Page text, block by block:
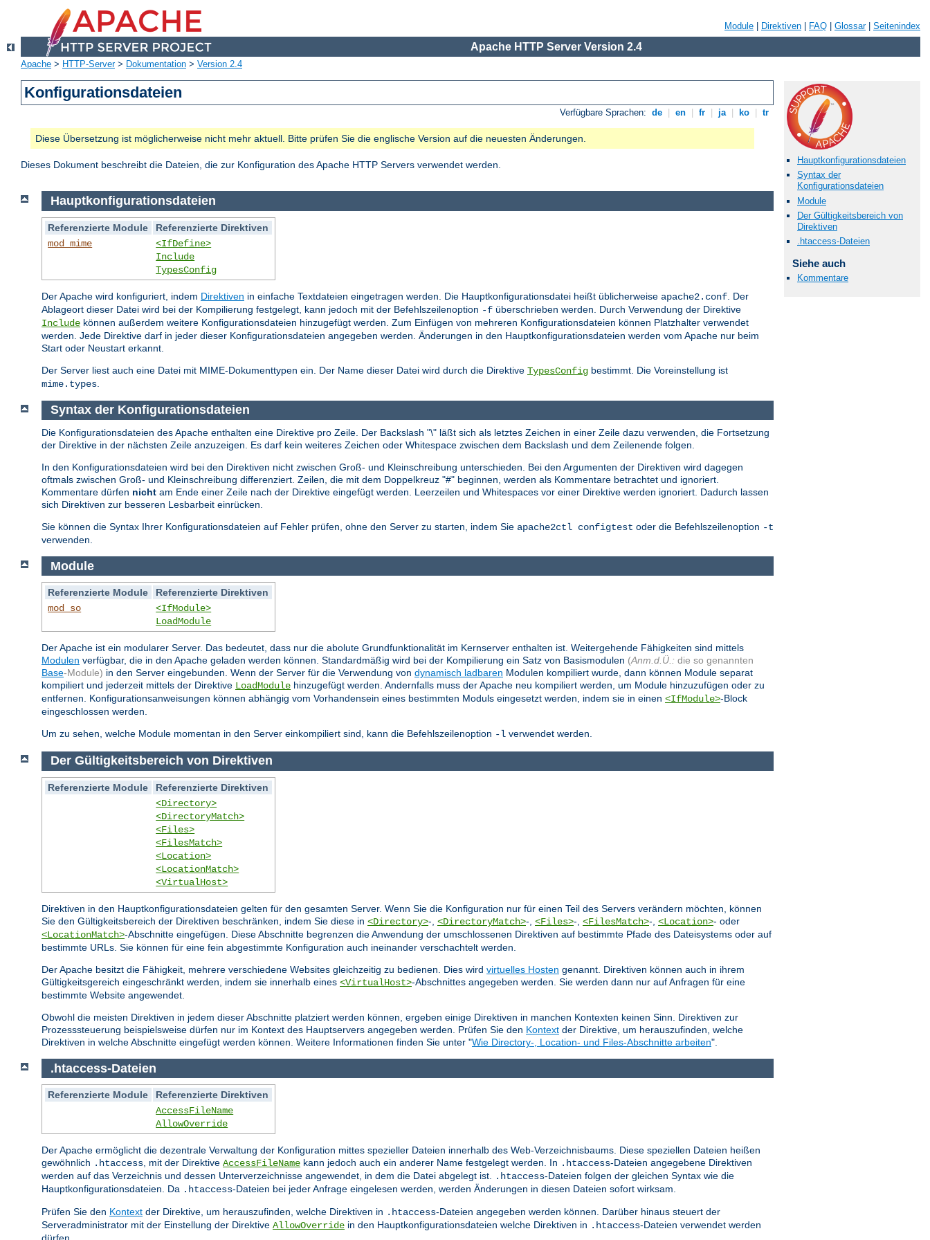
Module Direktiven FAQ Glossar| Seitenindex
Apache HTTP Server Version 2.4
Apache > HTTP-Server> Dokumentation > Version 2.4
Konfigurationsdateien
Verfügbare Sprachen: de en fr ja ko tr
Diese Übersetzung ist möglicherweise nicht mehr aktuell. Bitte prüfen Sie die englische Version auf die neuesten Änderungen.
Dieses Dokument beschreibt die Dateien, die zur Konfiguration des Apache HTTP Servers verwendet werden.
Hauptkonfigurationsdateien
Syntax der
Konfigurationsdateien
Module
Der Gültigkeitsbereich von
Direktiven
.htaccess-Dateien
Siehe auch
Kommentare
Hauptkonfigurationsdateien
Referenzierte Module
Referenzierte Direktiven
mod_mime
<IfDefine>
Include
TypesConfig
Der Apache wird konfiguriert, indem Direktiven in einfache Textdateien eingetragen werden. Die Hauptkonfigurationsdatei heißt üblicherweise apache2.conf . Der
Ablageort dieser Datei wird bei der Kompilierung festgelegt, kann jedoch mit der Befehlszeilenoption -f überschrieben werden. Durch Verwendung der Direktive
Include können außerdem weitere Konfigurationsdateien hinzugefügt werden. Zum Einfügen von mehreren Konfigurationsdateien können Platzhalter verwendet
werden. Jede Direktive darf in jeder dieser Konfigurationsdateien angegeben werden. Änderungen in den Hauptkonfigurationsdateien werden vom Apache nur beim
Start oder Neustart erkannt.
Der Server liest auch eine Datei mit MIME-Dokumenttypen ein. Der Name dieser Datei wird durch die Direktive TypesConfig bestimmt. Die Voreinstellung ist
mime.types
Syntax der Konfigurationsdateien
Die Konfigurationsdateien des Apache enthalten eine Direktive pro Zeile. Der Backslash "\" läßt sich als letztes Zeichen in einer Zeile dazu verwenden, die Fortsetzung
der Direktive in der nächsten Zeile anzuzeigen. Es darf kein weiteres Zeichen oder Whitespace zwischen dem Backslash und dem Zeilenende folgen.
In den Konfigurationsdateien wird bei den Direktiven nicht zwischen Groß- und Kleinschreibung unterschieden. Bei den Argumenten der Direktiven wird dagegen
oftmals zwischen Groß- und Kleinschreibung differenziert. Zeilen, die mit dem Doppelkreuz "#" beginnen, werden als Kommentare betrachtet und ignoriert.
Kommentare dürfen nicht am Ende einer Zeile nach der Direktive eingefügt werden. Leerzeilen und Whitespaces vor einer Direktive werden ignoriert. Dadurch lassen
sich Direktiven zur besseren Lesbarbeit einrücken.
Sie können die Syntax Ihrer Konfigurationsdateien auf Fehler prüfen, ohne den Server zu starten, indem Sie apache2ctl configtest oder die Befehlszeilenoption -t
verwenden.
Module
Referenzierte Module
Referenzierte Direktiven
mod_so
<IfModule>
LoadModule
Der Apache ist ein modularer Server. Das bedeutet, dass nur die abolute Grundfunktionalität im Kernserver enthalten ist. Weitergehende Fähigkeiten sind mittels
Modulen verfügbar, die in den Apache geladen werden können. Standardmäßig wird bei der Kompilierung ein Satz von Basismodulen (Anm.d.Ü.: die so genannten
Base-Module) in den Server eingebunden. Wenn der Server für die Verwendung von dynamisch ladbaren Modulen kompiliert wurde, dann können Module separat
kompiliert und jederzeit mittels der Direktive LoadModule hinzugefügt werden. Andernfalls muss der Apache neu kompiliert werden, um Module hinzuzufügen oder zu
entfernen. Konfigurationsanweisungen können abhängig vom Vorhandensein eines bestimmten Moduls eingesetzt werden, indem sie in einen <IfModule>-Block
eingeschlossen werden.
Um zu sehen, welche Module momentan in den Server einkompiliert sind, kann die Befehlszeilenoption -l verwendet werden.
Der Gültigkeitsbereich von Direktiven
Referenzierte Module
Referenzierte Direktiven
<Directory>
<DirectoryMatch>
<Files>
<FilesMatch>
<Location>
<LocationMatch>
<VirtualHost>
Direktiven in den Hauptkonfigurationsdateien gelten für den gesamten Server. Wenn Sie die Konfiguration nur für einen Teil des Servers verändern möchten, können
Sie den Gültigkeitsbereich der Direktiven beschränken, indem Sie diese in <Directory>-, <DirectoryMatch>-, <Files>-, <FilesMatch>-, <Location>- oder
<LocationMatch>-Abschnitte eingefügen. Diese Abschnitte begrenzen die Anwendung der umschlossenen Direktiven auf bestimmte Pfade des Dateisystems oder auf
bestimmte URLs. Sie können für eine fein abgestimmte Konfiguration auch ineinander verschachtelt werden.
Der Apache besitzt die Fähigkeit, mehrere verschiedene Websites gleichzeitig zu bedienen. Dies wird virtuelles Hosten genannt. Direktiven können auch in ihrem
Gültigkeitsgereich eingeschränkt werden, indem sie innerhalb eines <VirtualHost>-Abschnittes angegeben werden. Sie werden dann nur auf Anfragen für eine
bestimmte Website angewendet.
Obwohl die meisten Direktiven in jedem dieser Abschnitte platziert werden können, ergeben einige Direktiven in manchen Kontexten keinen Sinn. Direktiven zur
Prozesssteuerung beispielsweise dürfen nur im Kontext des Hauptservers angegeben werden. Prüfen Sie den Kontext der Direktive, um herauszufinden, welche
Direktiven in welche Abschnitte eingefügt werden können. Weitere Informationen finden Sie unter "Wie Directory-, Location- und Files-Abschnitte arbeiten".
.htaccess-Dateien
Referenzierte Module
Referenzierte Direktiven
AccessFileName
AllowOverride
Der Apache ermöglicht die dezentrale Verwaltung der Konfiguration mittes spezieller Dateien innerhalb des Web-Verzeichnisbaums. Diese speziellen Dateien heißen
gewöhnlich .htaccess, mit der Direktive AccessFileName kann jedoch auch ein anderer Name festgelegt werden. In .htaccess-Dateien angegebene Direktiven
werden auf das Verzeichnis und dessen Unterverzeichnisse angewendet, in dem die Datei abgelegt ist. .htaccess-Dateien folgen der gleichen Syntax wie die
Hauptkonfigurationsdateien. Da .htaccess-Dateien bei jeder Anfrage eingelesen werden, werden Änderungen in diesen Dateien sofort wirksam.
Prüfen Sie den Kontext der Direktive, um herauszufinden, welche Direktiven in .htaccess-Dateien angegeben werden können. Darüber hinaus steuert der
Serveradministrator mit der Einstellung der Direktive AllowOverride in den Hauptkonfigurationsdateien welche Direktiven in .htaccess-Dateien verwendet werden